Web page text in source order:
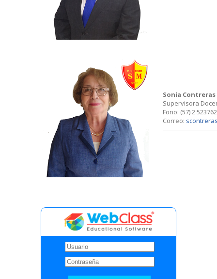
Sonia Contreras
Supervisora
Fono: (57) 2 523762
Correo: